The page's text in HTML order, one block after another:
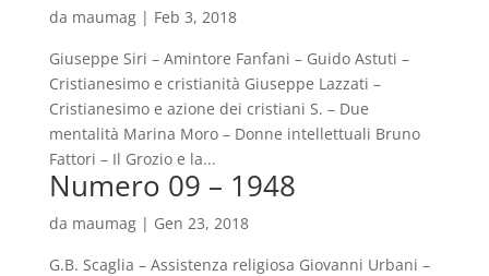
da maumag| Feb 3, 2018
Giuseppe Siri – Amintore Fanfani – Guido Astuti –
Cristianesimo e cristianità Giuseppe Lazzati –
Cristianesimo e azione dei cristiani S. – Due
mentalità Marina Moro – Donne intellettuali Bruno
Fattori – Il Grozio e la...
Numero 09 – 1948
da maumag| Gen 23, 2018
G.B. Scaglia – Assistenza religiosa Giovanni Urbani –